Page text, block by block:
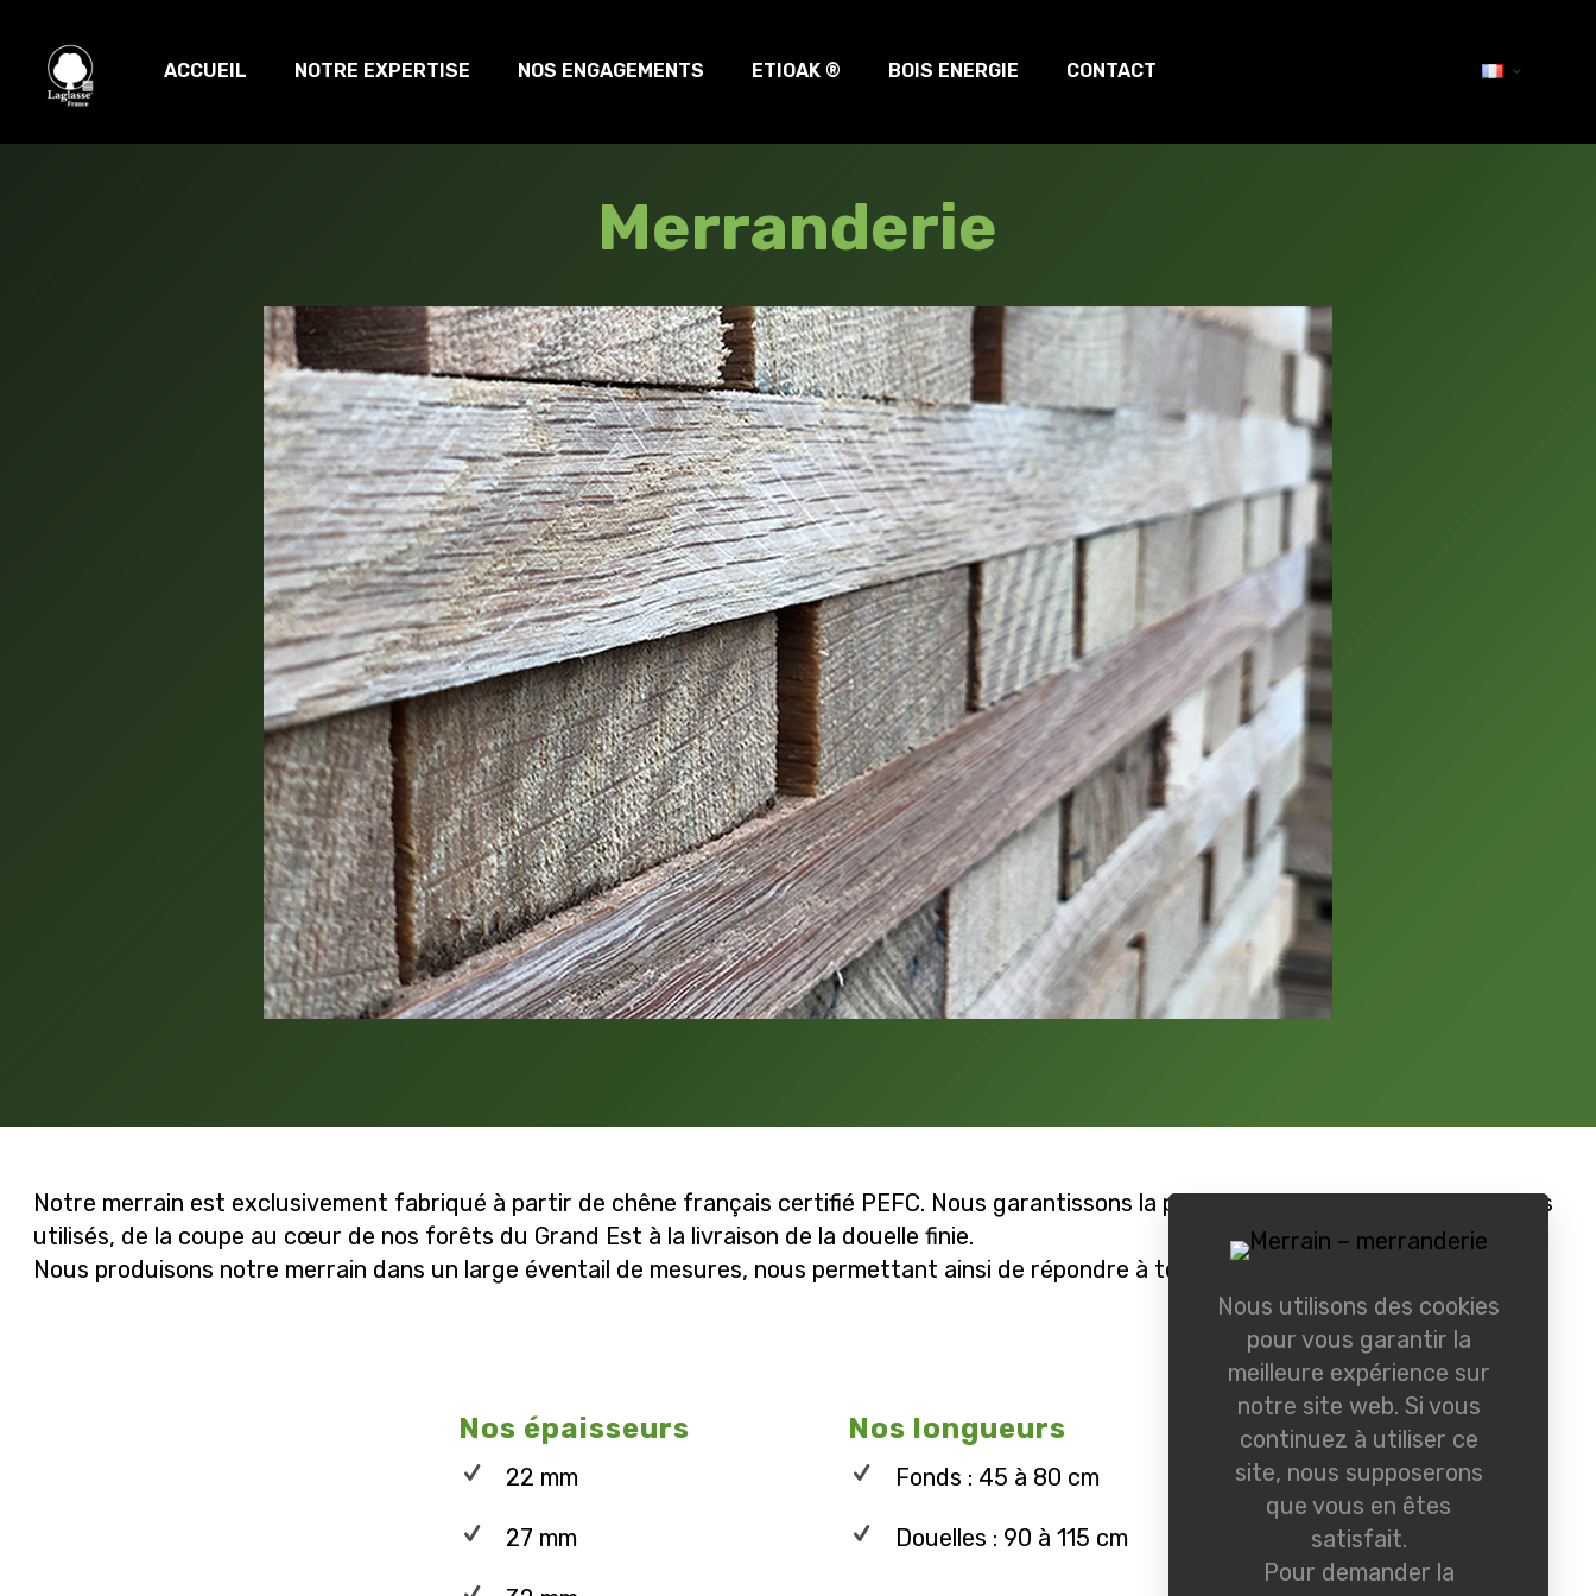
ACCUEIL NOTRE EXPERTISE NOS ENGAGEMENTS ETIOAK ® BOIS ENERGIE CONTACT
Merranderie
Notre merrain est exclusivement fabriqué à partir de chêne français certifié PEFC. Nous garantissons la provenance et la traçabilité des bois
utilisés, de la coupe au cœur de nos forêts du Grand Est à la livraison de la douelle finie.
Nous produisons notre merrain dans un large éventail de mesures, nous permettant ainsi de répondre à tout type de commande.
Nos épaisseurs
22 mm
27 mm
Nos longueurs
Fonds : 45 à 80 cm
Douelles : 90 à 115 cm
Nous utilisons des cookies
pour vous garantir la
meilleure expérience sur
notre site web. Si vous
continuez à utiliser ce
site, nous supposerons
que vous en êtes
satisfait.
Pour demander la